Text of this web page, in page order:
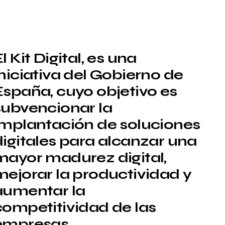
Kit Digital, es una
del Gobierno de
cuyo objetivo es
la
de soluciones
para alcanzar una
madurez digital,
la productividad y
la
de las